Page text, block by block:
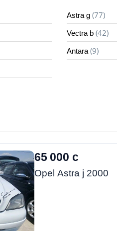
Astra g (77)
Vectra b (42)
Antara (9)
65 000 с
Opel Astra j 2000